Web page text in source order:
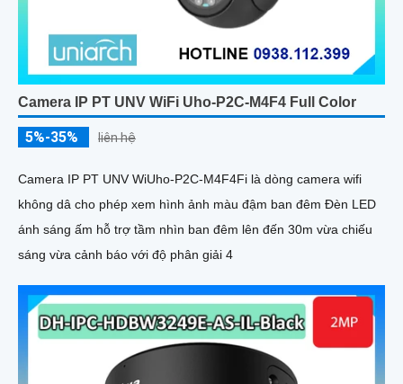
Camera IP PT UNV WiFi Uho-P2C-M4F4 Full Color
5%-35% liên hệ
Camera IP PT UNV WiUho-P2C-M4F4Fi là dòng camera wifi
không dâ cho phép xem hình ảnh màu đậm ban đêm Đèn LED
ánh sáng ấm hỗ trợ tầm nhìn ban đêm lên đến 30m vừa chiếu
sáng vừa cảnh báo với độ phân giải 4